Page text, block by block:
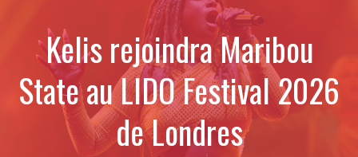
Kelis rejoindra Maribou
State au LIDO Festival 2026
de Londres